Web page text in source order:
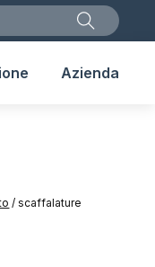
Azienda
/ scaffalature